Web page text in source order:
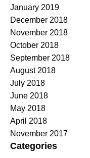
January 2019
December 2018
November 2018
October 2018
September 2018
August 2018
July 2018
June 2018
May 2018
April 2018
November 2017
Categories